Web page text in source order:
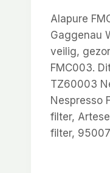
Alapure
Gaggenau
veilig,
FMC003.
TZ60003
Nespresso
filter,
filter,